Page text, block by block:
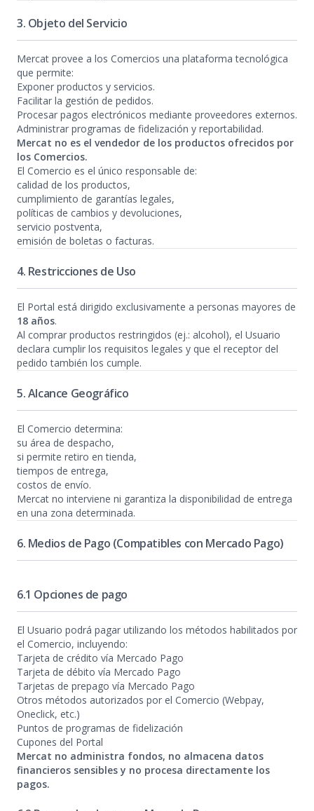
3. Objeto del Servicio
Mercat provee a los Comercios una plataforma tecnológica
que permite:
Exponer productos y servicios.
Facilitar la gestión de pedidos.
Procesar pagos electrónicos mediante proveedores externos.
Administrar programas de fidelización y reportabilidad.
Mercat no es el vendedor de los productos ofrecidos por
los Comercios.
El Comercio es el único responsable de:
calidad de los productos,
cumplimiento de garantías legales,
políticas de cambios y devoluciones,
servicio postventa,
emisión de boletas o facturas.
4. Restricciones de Uso
El Portal está dirigido exclusivamente a personas mayores de
18 años.
Al comprar productos restringidos (ej.: alcohol), el Usuario
declara cumplir los requisitos legales y que el receptor del
pedido también los cumple.
5. Alcance Geográfico
El Comercio determina:
su área de despacho,
si permite retiro en tienda,
tiempos de entrega,
costos de envío.
Mercat no interviene ni garantiza la disponibilidad de entrega
en una zona determinada.
6. Medios de Pago (Compatibles con Mercado Pago)
6.1 Opciones de pago
El Usuario podrá pagar utilizando los métodos habilitados por
el Comercio, incluyendo:
Tarjeta de crédito vía Mercado Pago
Tarjeta de débito vía Mercado Pago
Tarjetas de prepago vía Mercado Pago
Otros métodos autorizados por el Comercio (Webpay,
Oneclick, etc.)
Puntos de programas de fidelización
Cupones del Portal
Mercat no administra fondos, no almacena datos
financieros sensibles y no procesa directamente los
pagos.